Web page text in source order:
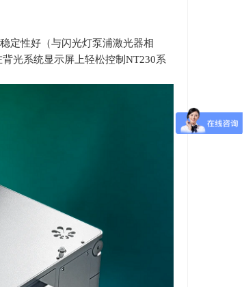
定性好（与闪光灯泵浦激光器相
光系统显示屏上轻松控制 NT230系